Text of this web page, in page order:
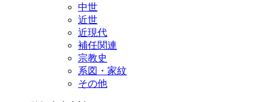
中世
近世
近現代
補任関連
宗教史
系図・家紋
その他